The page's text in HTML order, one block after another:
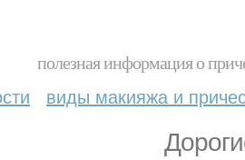
полезная информация о
виды макияжа и